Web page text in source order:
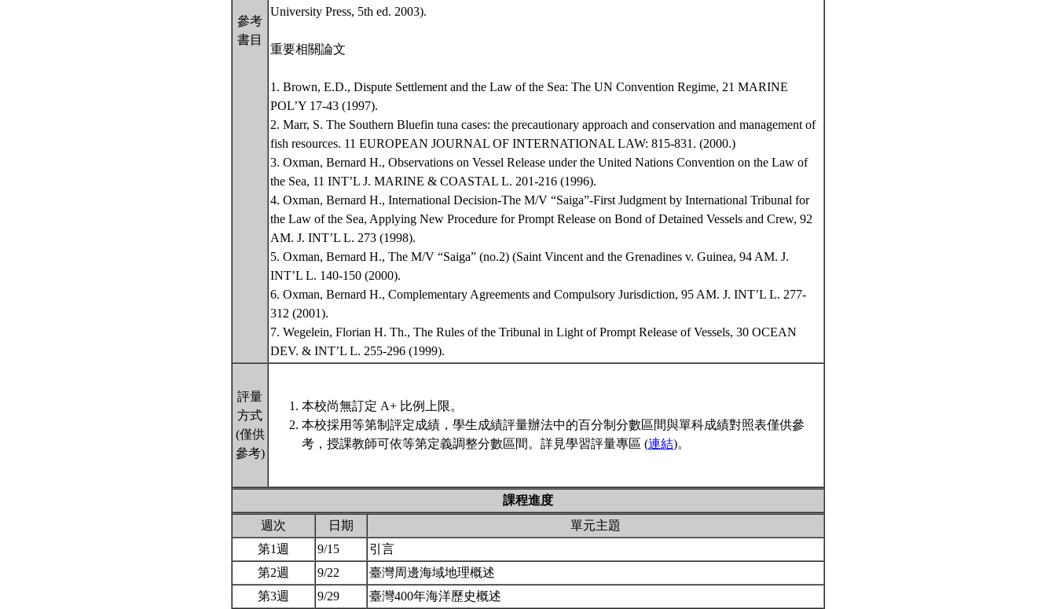
參考
書目
University Press, 5th ed. 2003).
重要相關論文
1. Brown, E.D., Dispute Settlement and the Law of the Sea: The UN Convention Regime, 21 MARINE
POL’Y 17-43 (1997).
2. Marr, S. The Southern Bluefin tuna cases: the precautionary approach and conservation and management of
fish resources. 11 EUROPEAN JOURNAL OF INTERNATIONAL LAW: 815-831. (2000.)
3. Oxman, Bernard H., Observations on Vessel Release under the United Nations Convention on the Law of
the Sea, 11 INT’L J. MARINE & COASTAL L. 201-216 (1996).
4. Oxman, Bernard H., International Decision-The M/V “Saiga”-First Judgment by International Tribunal for
the Law of the Sea, Applying New Procedure for Prompt Release on Bond of Detained Vessels and Crew, 92
AM. J. INT’L L. 273 (1998).
5. Oxman, Bernard H., The M/V “Saiga” (no.2) (Saint Vincent and the Grenadines v. Guinea, 94 AM. J.
INT’L L. 140-150 (2000).
6. Oxman, Bernard H., Complementary Agreements and Compulsory Jurisdiction, 95 AM. J. INT’L L. 277-
312 (2001).
7. Wegelein, Florian H. Th., The Rules of the Tribunal in Light of Prompt Release of Vessels, 30 OCEAN
DEV. & INT’L L. 255-296 (1999).
評量
方式
(僅供
參考)
本校尚無訂定 A+ 比例上限。
本校採用等第制評定成績，學生成績評量辦法中的百分制分數區間與單科成績對照表僅供參
考，授課教師可依等第定義調整分數區間。詳見學習評量專區 (連結)。
課程進度
週次
日期
單元主題
第1週
9/15
引言
第2週
9/22
臺灣周邊海域地理概述
第3週
9/29
臺灣400年海洋歷史概述